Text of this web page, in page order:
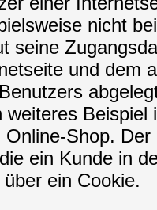
nicht
seine
und dem
Beispiel
Shop.
ein Kunde in
ein Cookie.